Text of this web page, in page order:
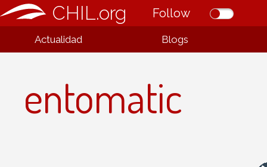
CHIL.org Follow
Actualidad Blogs
entomatic